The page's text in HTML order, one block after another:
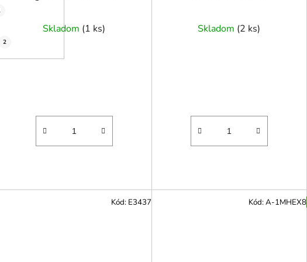
2
Skladom (1 ks) Skladom (2 ks)
Kód: E3437 Kód:A-1MHEX8